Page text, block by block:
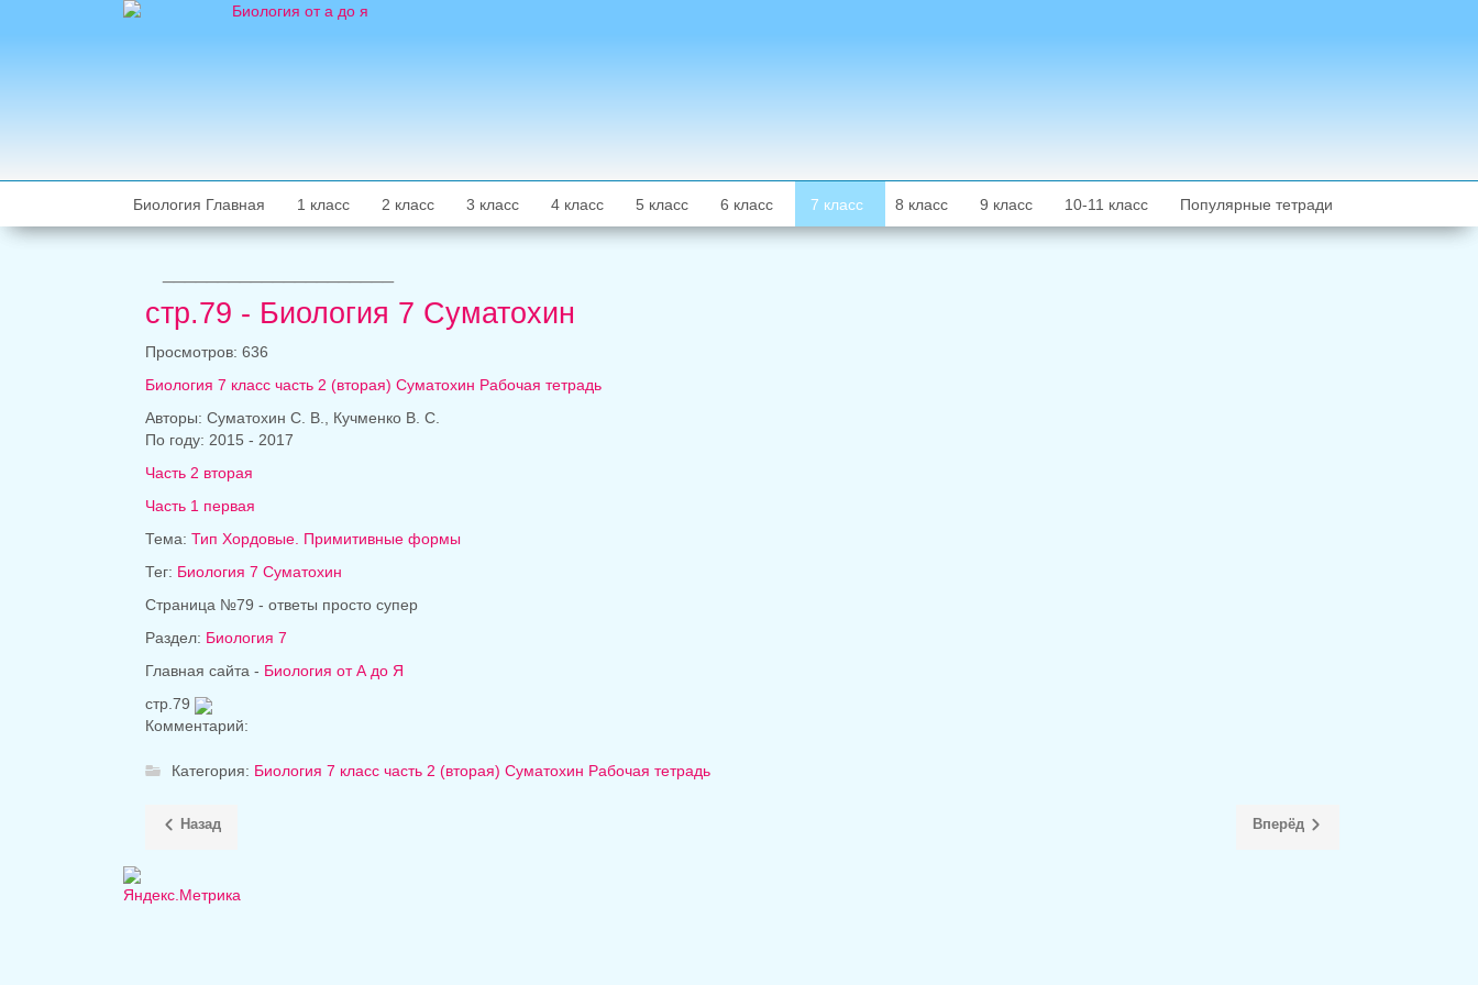
Биология Главная 1 класс 2 класс 3 класс 4 класс 5 класс 6 класс 7 класс 8 класс 9 класс 10-11 класс Популярные тетради
стр.79 - Биология 7 Суматохин
Просмотров: 636
Биология 7 класс часть 2 (вторая) Суматохин Рабочая тетрадь
Авторы: Суматохин С. В., Кучменко В. С.
По году: 2015 - 2017
Часть 2 вторая
Часть 1 первая
Тема: Тип Хордовые. Примитивные формы
Тег: Биология 7 Суматохин
Страница №79 - ответы просто супер
Раздел: Биология 7
Главная сайта - Биология от А до Я
стр.79
Комментарий:
Категория: Биология 7 класс часть 2 (вторая) Суматохин Рабочая тетрадь
Назад Вперёд